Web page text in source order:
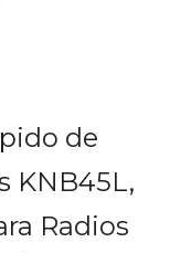
de
KNB45L,
Radios